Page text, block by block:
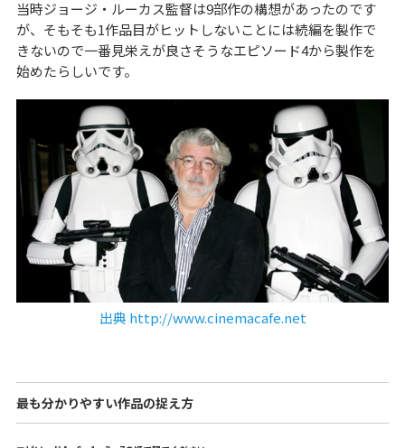
当時ジョージ・ルーカス監督は9部作の構想があったのです
が、そもそも1作品目がヒットしないことには続編を製作で
きないので一番見栄えが良さそうなエピソード4から製作を
始めたらしいです。
出典 http://www.cinemacafe.net
最も分かりやすい作品の捉え方